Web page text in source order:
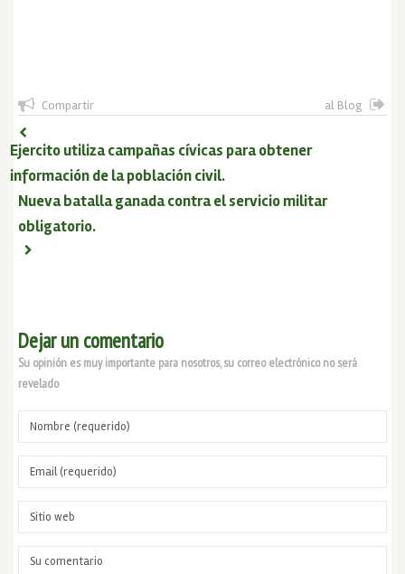
Compartir al Blog
Ejercito utiliza campañas cívicas para obtener
información de la población civil.
Nueva batalla ganada contra el servicio militar
obligatorio.
Dejar un comentario
Su opinión es muy importante para nosotros, su correo electrónico no será
revelado